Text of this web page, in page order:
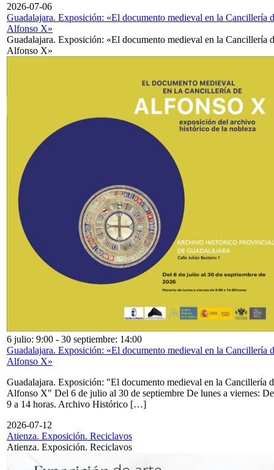
2026-07-06
Guadalajara. Exposición: «El documento medieval en la Cancillería
Alfonso X»
Guadalajara. Exposición: «El documento medieval en la Cancillería
Alfonso X»
6 julio: 9:00 - 30 septiembre: 14:00
Guadalajara. Exposición: «El documento medieval en la Cancillería
Alfonso X»
Guadalajara. Exposición: "El documento medieval en la Cancillería
Alfonso X" Del 6 de julio al 30 de septiembre De lunes a viernes: De
9 a 14 horas. Archivo Histórico […]
2026-07-12
Atienza. Exposición. Reciclavos
Atienza. Exposición. Reciclavos